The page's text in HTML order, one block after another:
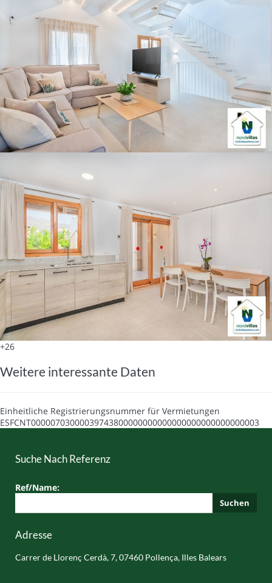
+26
Weitere interessante Daten
Einheitliche Registrierungsnummer für Vermietungen
ESFCNT00000703000039743800000000000000000000000000003
Suche Nach Referenz
Ref/Name:
Suchen
Adresse
Carrer de Llorenç Cerdà, 7, 07460 Pollença, Illes Balears